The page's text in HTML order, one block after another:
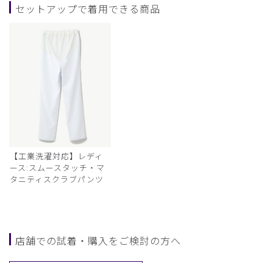
セットアップで着用できる商品
【工業洗濯対応】レディ
ース:スムースタッチ・マ
タニティスクラブパンツ
店舗での試着・購入をご検討の方へ